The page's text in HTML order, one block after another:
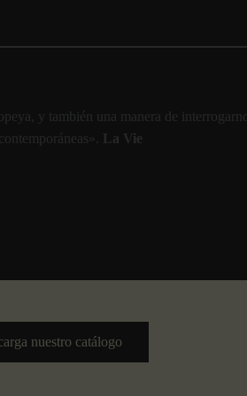
y también una manera de
La Vie
nuestro catálogo